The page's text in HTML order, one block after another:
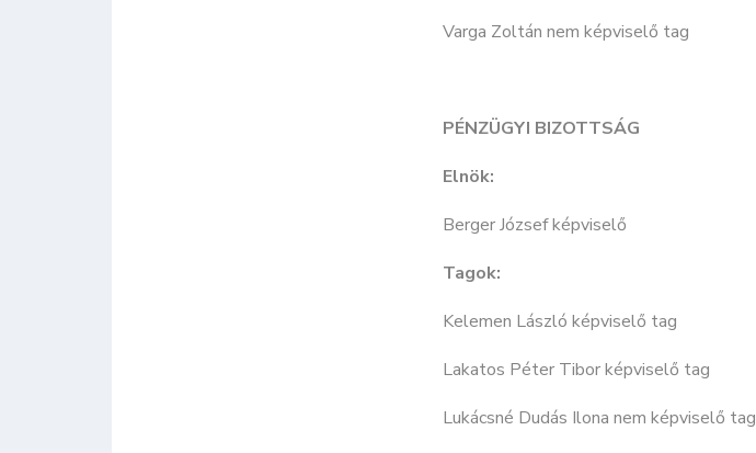
Varga Zoltán nem képviselő tag
PÉNZÜGYI BIZOTTSÁG
Elnök:
Berger József képviselő
Tagok:
Kelemen László képviselő tag
Lakatos Péter Tibor képviselő tag
Lukácsné Dudás Ilona nem képviselő tag